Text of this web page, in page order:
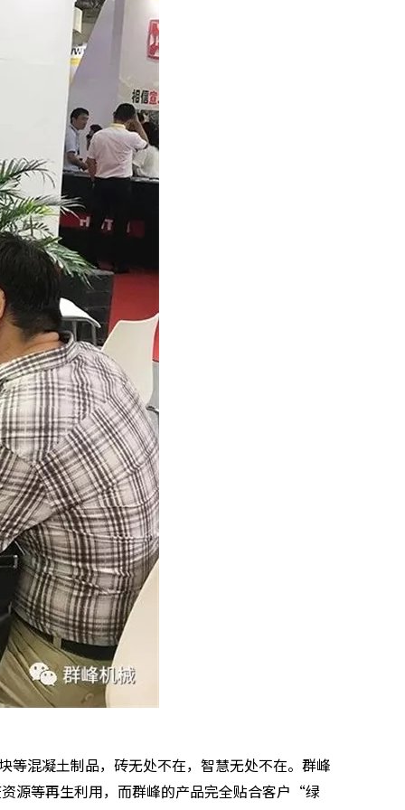
等混凝土制品，砖无处不在，智慧无处不在。群峰
源等再生利用，而群峰的产品完全贴合客户“绿